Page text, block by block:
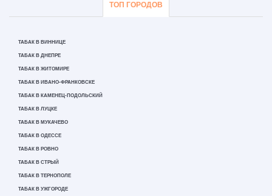
ТОП ГОРОДОВ
ТАБАК В ВИННИЦЕ
ТАБАК В ДНЕПРЕ
ТАБАК В ЖИТОМИРЕ
ТАБАК В ИВАНО-ФРАНКОВСКЕ
ТАБАК В КАМЕНЕЦ-ПОДОЛЬСКИЙ
ТАБАК В ЛУЦКЕ
ТАБАК В МУКАЧЕВО
ТАБАК В ОДЕССЕ
ТАБАК В РОВНО
ТАБАК В СТРЫЙ
ТАБАК В ТЕРНОПОЛЕ
ТАБАК В УЖГОРОДЕ